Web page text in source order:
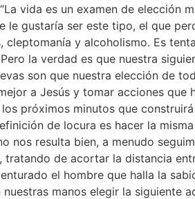
vida es un examen de elección
le gustaría ser este tipo, el que
cleptomanía y alcoholismo. Es
la verdad es que nuestra
son que nuestra elección de
a Jesús y tomar acciones
próximos minutos que
de locura es hacer la
nos resulta bien, a menudo
de acortar la distancia
el hombre que halla la
manos elegir la siguiente